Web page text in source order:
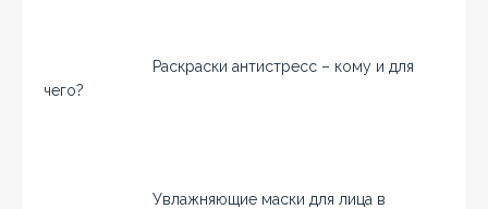
Раскраски антистресс – кому и для
чего?
Увлажняющие маски для лица в